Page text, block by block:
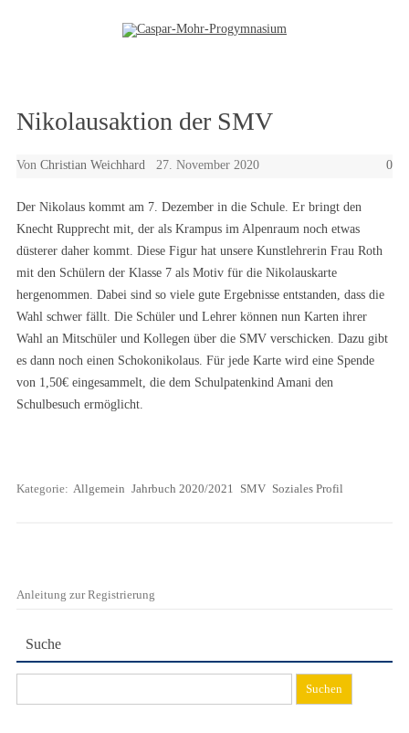
Nikolausaktion der SMV
Von Christian Weichhard 27. November 2020 0
Der Nikolaus kommt am 7. Dezember in die Schule. Er bringt den
Knecht Rupprecht mit, der als Krampus im Alpenraum noch etwas
düsterer daher kommt. Diese Figur hat unsere Kunstlehrerin Frau Roth
mit den Schülern der Klasse 7 als Motiv für die Nikolauskarte
hergenommen. Dabei sind so viele gute Ergebnisse entstanden, dass die
Wahl schwer fällt. Die Schüler und Lehrer können nun Karten ihrer
Wahl an Mitschüler und Kollegen über die SMV verschicken. Dazu gibt
es dann noch einen Schokonikolaus. Für jede Karte wird eine Spende
von 1,50€ eingesammelt, die dem Schulpatenkind Amani den
Schulbesuch ermöglicht.
Kategorie: Allgemein Jahrbuch 2020/2021 SMV Soziales Profil
Anleitung zur Registrierung
Suche
nach: